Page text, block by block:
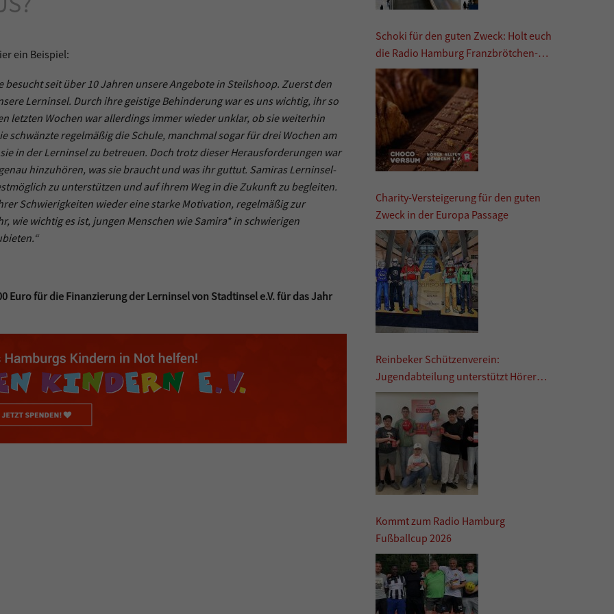
ein Beispiel:
seit über 10 Jahren unsere Angebote in Steilshoop. Zuerst den
Lerninsel. Durch ihre geistige Behinderung war es uns wichtig, ihr so
letzten Wochen war allerdings immer wieder unklar, ob sie weiterhin
schwänzte regelmäßig die Schule, manchmal sogar für drei Wochen am
in der Lerninsel zu betreuen. Doch trotz dieser Herausforderungen war
hinzuhören, was sie braucht und was ihr guttut. Samiras Lerninsel-
zu unterstützen und auf ihrem Weg in die Zukunft zu begleiten.
Schwierigkeiten wieder eine starke Motivation, regelmäßig zur
wie wichtig es ist, jungen Menschen wie Samira* in schwierigen
Euro für die Finanzierung der Lerninsel von Stadtinsel e.V. für das Jahr
Schoki für den guten Zweck: Holt euch
die Radio Hamburg Franzbrötchen-
Schokolade
Charity-Versteigerung für den guten
Zweck in der Europa Passage
Reinbeker Schützenverein:
Jugendabteilung unterstützt Hörer
helfen Kindern
Kommt zum Radio Hamburg
Fußballcup 2026